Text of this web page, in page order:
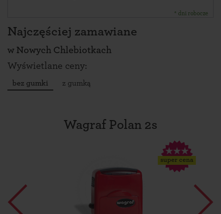
* dni robocze
Najczęściej zamawiane
w Nowych Chlebiotkach
Wyświetlane ceny:
bez gumki z gumką
Wagraf Polan 2s
super cena